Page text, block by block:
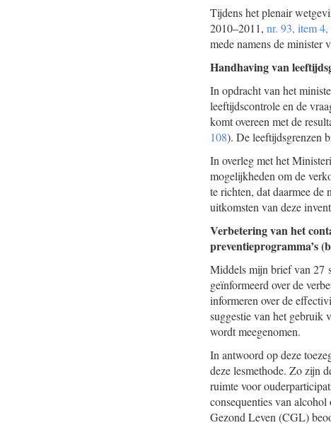
Tijdens het plenair
2010–2011, nr. 93, item
mede namens de minister
Handhaving van
In opdracht van het
leeftijdscontrole en de
komt overeen met de
108). De leeftijdsgrenzen
In overleg met het
mogelijkheden om de
te richten, dat daarmee
uitkomsten van deze
Verbetering van het
preventieprogramma’s
Middels mijn brief van 27
geïnformeerd over de
informeren over de
suggestie van het gebruik
wordt meegenomen.
In antwoord op deze
deze lesmethode. Zo zijn
ruimte voor
consequenties van
Gezond Leven (CGL)